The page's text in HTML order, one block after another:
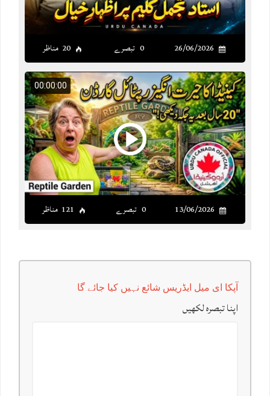
26/06/2026 0 تبصرے 20 مناظر
00:00:00
13/06/2026 0 تبصرے 121 مناظر
آپکا ای میل ایڈریس شائع نہیں کیا جائے گا
اپنا تبصرہ لکھیں